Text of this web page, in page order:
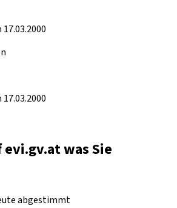
evi.gv.at was Sie
abgestimmt